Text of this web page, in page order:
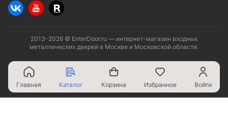
2013-2026 © EnterDoor.ru — интернет-магазин входных
металлических дверей в Москве и Московской области.
Главная Каталог Корзина Избранное Войти